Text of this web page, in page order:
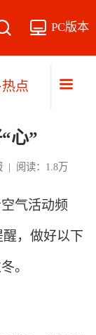
PC版本
热点 直播·
心”
| 阅读：1.8万
气活动频
，做好以下
。